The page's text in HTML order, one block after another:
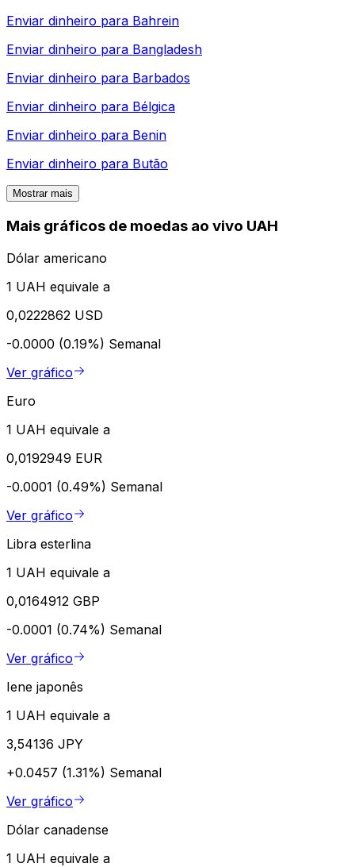
Enviar dinheiro para Bahrein
Enviar dinheiro para Bangladesh
Enviar dinheiro para Barbados
Enviar dinheiro para Bélgica
Enviar dinheiro para Benin
Enviar dinheiro para Butão
Mostrar mais
Mais gráficos de moedas ao vivo UAH
Dólar americano
1 UAH equivale a
0,0222862 USD
-0.0000 (0.19%) Semanal
Ver gráfico
Euro
1 UAH equivale a
0,0192949 EUR
-0.0001 (0.49%) Semanal
Ver gráfico
Libra esterlina
1 UAH equivale a
0,0164912 GBP
-0.0001 (0.74%) Semanal
Ver gráfico
Iene japonês
1 UAH equivale a
3,54136 JPY
+0.0457 (1.31%) Semanal
Ver gráfico
Dólar canadense
1 UAH equivale a